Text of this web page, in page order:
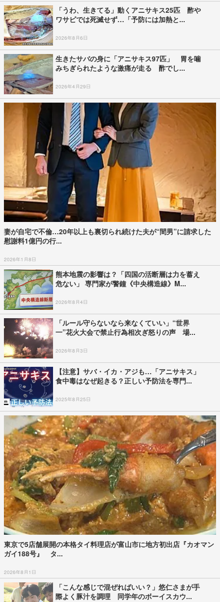
「うわ、生きてる」動くアニサキス25匹 酢や
ワサビでは死滅せず…「予防には加熱と...
2026年8月6日
生きたサバの身に「アニサキス97匹」 胃を噛
みちぎられたような激痛が走る 酢でし...
2026年4月29日
妻が自宅で不倫…20年以上も裏切られ続けた夫が“間男”に請求した
慰謝料1億円の行...
2026年1月8日
熊本地震の影響は？「四国の活断層は力を蓄え
危ない」 専門家が警鐘《中央構造線》M...
2026年8月4日
「ルール守らないなら来なくていい」“世界
一”花火大会で禁止行為相次ぎ怒りの声 場...
2026年8月3日
【注意】サバ・イカ・アジも…「アニサキス」
食中毒はなぜ起きる？正しい予防法を専門...
2025年8月25日
東京で5店舗展開の本格タイ料理店が富山市に地方初出店『カオマン
ガイ188号』 タ...
2026年8月1日
「こんな感じで混ぜればいい？」悠仁さまが手
際よく豚汁を調理 同学年のボーイスカウ...